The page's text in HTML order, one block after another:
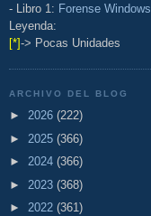
- Libro 1: Forense Windows
Leyenda:
[*]-> Pocas Unidades
ARCHIVO DEL BLOG
► 2026 (222)
► 2025 (366)
► 2024 (366)
► 2023 (368)
► 2022 (361)